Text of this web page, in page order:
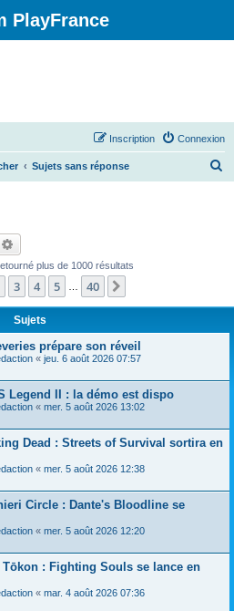
PlayFrance
Connexion
Inscription
Sujets sans réponse
plus de 1000 résultats
40
3 4 5 40
Sujets
prépare son réveil
« jeu. 6 août 2026 07:57
Legend II : la démo est dispo
« mer. 5 août 2026 13:02
Dead : Streets of Survival sortira en
« mer. 5 août 2026 12:38
Circle : Dante's Bloodline se
« mer. 5 août 2026 12:20
Tōkon : Fighting Souls se lance en
« mar. 4 août 2026 07:36